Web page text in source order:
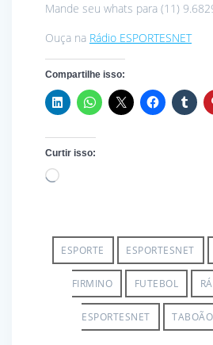
Mande seu whats para (11)
Ouça na Rádio ESPORTESNET
Compartilhe isso:
Curtir isso:
Carregando...
ESPORTE ESPORTESNET
FIRMINO FUTEBOL
ESPORTESNET